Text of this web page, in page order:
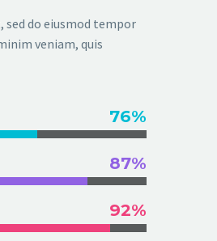
do eiusmod tempor
veniam, quis
76%
87%
92%